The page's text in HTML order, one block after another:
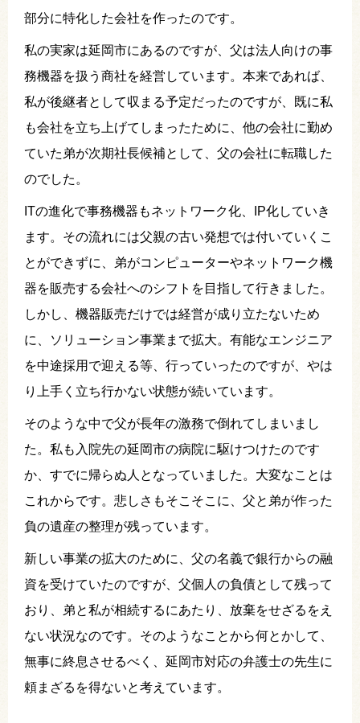
部分に特化した会社を作ったのです。
私の実家は延岡市にあるのですが、父は法人向けの事
務機器を扱う商社を経営しています。本来であれば、
私が後継者として収まる予定だったのですが、既に私
も会社を立ち上げてしまったために、他の会社に勤め
ていた弟が次期社長候補として、父の会社に転職した
のでした。
ITの進化で事務機器もネットワーク化、IP化していき
ます。その流れには父親の古い発想では付いていくこ
とができずに、弟がコンピューターやネットワーク機
器を販売する会社へのシフトを目指して行きました。
しかし、機器販売だけでは経営が成り立たないため
に、ソリューション事業まで拡大。有能なエンジニア
を中途採用で迎える等、行っていったのですが、やは
り上手く立ち行かない状態が続いています。
そのような中で父が長年の激務で倒れてしまいまし
た。私も入院先の延岡市の病院に駆けつけたのです
か、すでに帰らぬ人となっていました。大変なことは
これからです。悲しさもそこそこに、父と弟が作った
負の遺産の整理が残っています。
新しい事業の拡大のために、父の名義で銀行からの融
資を受けていたのですが、父個人の負債として残って
おり、弟と私が相続するにあたり、放棄をせざるをえ
ない状況なのです。そのようなことから何とかして、
無事に終息させるべく、延岡市対応の弁護士の先生に
頼まざるを得ないと考えています。